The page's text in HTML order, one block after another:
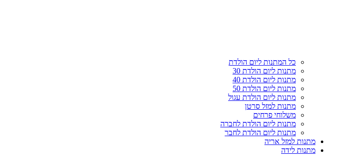
כל המתנות ליום הולדת
מתנות ליום הולדת 30
מתנות ליום הולדת 40
מתנות ליום הולדת 50
מתנות ליום הולדת עגול
מתנות למזל סרטן
משלוחי פרחים
מתנות ליום הולדת לחברה
מתנות ליום הולדת לחבר
מתנות למזל אריה
מתנות לידה